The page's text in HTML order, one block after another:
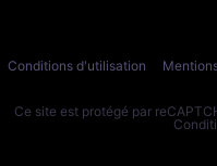
Conditions d'utilisation
Ce site est protégé par